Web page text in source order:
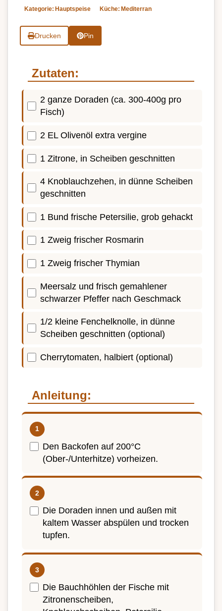
Kategorie: Hauptspeise Küche: Mediterran
Drucken Pin
Zutaten:
2 ganze Doraden (ca. 300-400g pro
Fisch)
2 EL Olivenöl extra vergine
1 Zitrone, in Scheiben geschnitten
4 Knoblauchzehen, in dünne Scheiben
geschnitten
1 Bund frische Petersilie, grob gehackt
1 Zweig frischer Rosmarin
1 Zweig frischer Thymian
Meersalz und frisch gemahlener
schwarzer Pfeffer nach Geschmack
1/2 kleine Fenchelknolle, in dünne
Scheiben geschnitten (optional)
Cherrytomaten, halbiert (optional)
Anleitung:
Den Backofen auf 200°C
(Ober-/Unterhitze) vorheizen.
Die Doraden innen und außen mit
kaltem Wasser abspülen und trocken
tupfen.
Die Bauchhöhlen der Fische mit
Zitronenscheiben,